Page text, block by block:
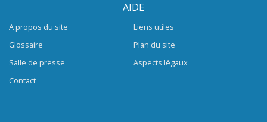
AIDE
A propos du site
Glossaire
Salle de presse
Contact
Liens utiles
Plan du site
Aspects légaux